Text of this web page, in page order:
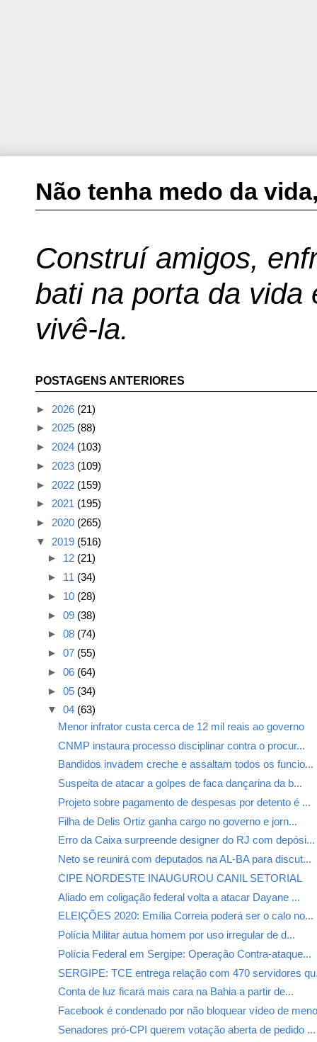
Não tenha medo da
Construí amigos,
bati na porta da vida
vivê-la.
POSTAGENS ANTERIORES
► 2026 (21)
► 2025 (88)
► 2024 (103)
► 2023 (109)
► 2022 (159)
► 2021 (195)
► 2020 (265)
▼ 2019 (516)
► 12 (21)
► 11 (34)
► 10 (28)
► 09 (38)
► 08 (74)
► 07 (55)
► 06 (64)
► 05 (34)
▼ 04 (63)
Menor infrator custa cerca de 12 mil reais ao governo
CNMP instaura processo disciplinar contra o procur...
Bandidos invadem creche e assaltam todos os funcio...
Suspeita de atacar a golpes de faca dançarina da b...
Projeto sobre pagamento de despesas por detento é ...
Filha de Delis Ortiz ganha cargo no governo e jorn...
Erro da Caixa surpreende designer do RJ com depósi...
Neto se reunirá com deputados na AL-BA para discut...
CIPE NORDESTE INAUGUROU CANIL SETORIAL
Aliado em coligação federal volta a atacar Dayane ...
ELEIÇÕES 2020: Emília Correia poderá ser o calo no...
Polícia Militar autua homem por uso irregular de d...
Polícia Federal em Sergipe: Operação Contra-ataque...
SERGIPE: TCE entrega relação com 470 servidores
Conta de luz ficará mais cara na Bahia a partir de...
Facebook é condenado por não bloquear vídeo de
Senadores pró-CPI querem votação aberta de pedido ...